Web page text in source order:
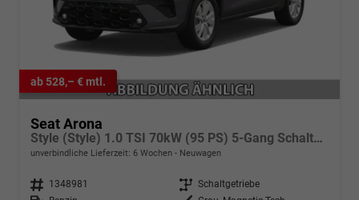
ab 528,– € mtl.
Seat Arona
Style (Style) 1.0 TSI 70kW (95 PS) 5-Gang Schaltgetriebe
unverbindliche Lieferzeit: 6 Wochen Neuwagen
Fahrzeugnr. 1348981 Getriebe Schaltgetriebe